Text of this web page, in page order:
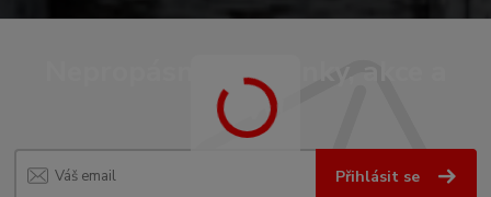
Nepropásněte novinky, akce a
slevy!
Přihlásit se